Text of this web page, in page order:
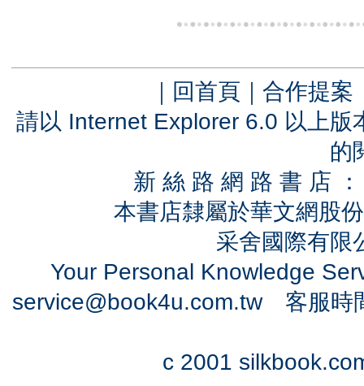
｜ 回首頁 ｜ 合作提案
請以 Internet Explorer 6.0 以上
的
新 絲 路 網 路 書 店
本書店隸屬於華文網股
采舍國際有
Your Personal Knowledge
service@book4u.com.tw客服時
c 2001